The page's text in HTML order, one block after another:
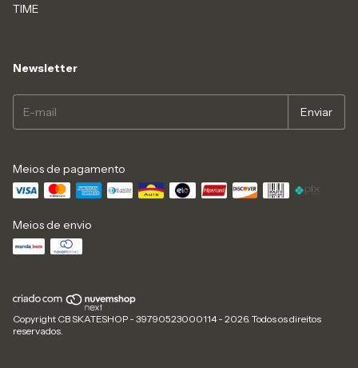
TIME
Newsletter
Meios de pagamento
Meios de envio
Copyright CB SKATESHOP - 39790523000114 - 2026. Todos os direitos
reservados.